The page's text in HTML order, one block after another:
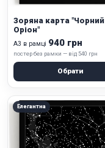
Зоряна карта "Чорний
Оріон"
А3 в рамці 940 грн
постер без рамки — від 540 грн
Обрати
Елегантна